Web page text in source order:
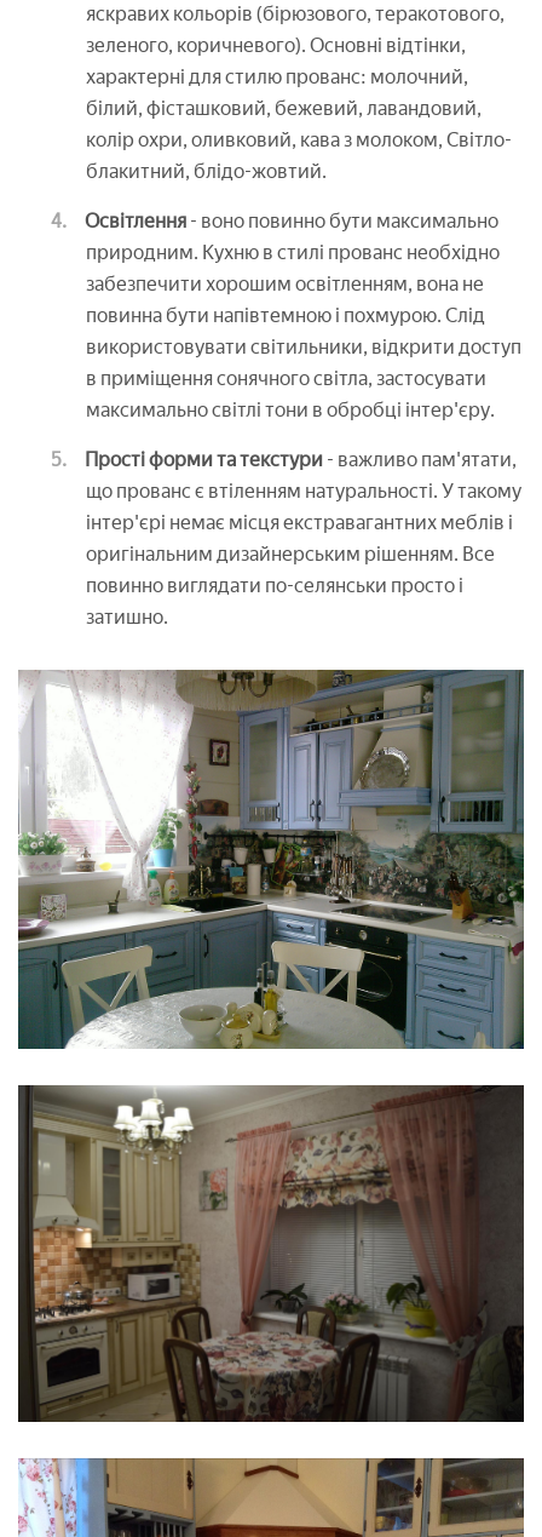
яскравих кольорів (бірюзового, теракотового,
зеленого, коричневого). Основні відтінки,
характерні для стилю прованс: молочний,
білий, фісташковий, бежевий, лавандовий,
колір охри, оливковий, кава з молоком, Світло-
блакитний, блідо-жовтий.
Освітлення - воно повинно бути максимально
природним. Кухню в стилі прованс необхідно
забезпечити хорошим освітленням, вона не
повинна бути напівтемною і похмурою. Слід
використовувати світильники, відкрити доступ
в приміщення сонячного світла, застосувати
максимально світлі тони в обробці інтер'єру.
Прості форми та текстури - важливо пам'ятати,
що прованс є втіленням натуральності. У такому
інтер'єрі немає місця екстравагантних меблів і
оригінальним дизайнерським рішенням. Все
повинно виглядати по-селянськи просто і
затишно.